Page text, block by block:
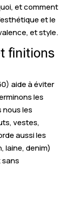
et comment
et le
et style.
finitions
aide à éviter
les
nous les
vestes,
aussi les
laine, denim)